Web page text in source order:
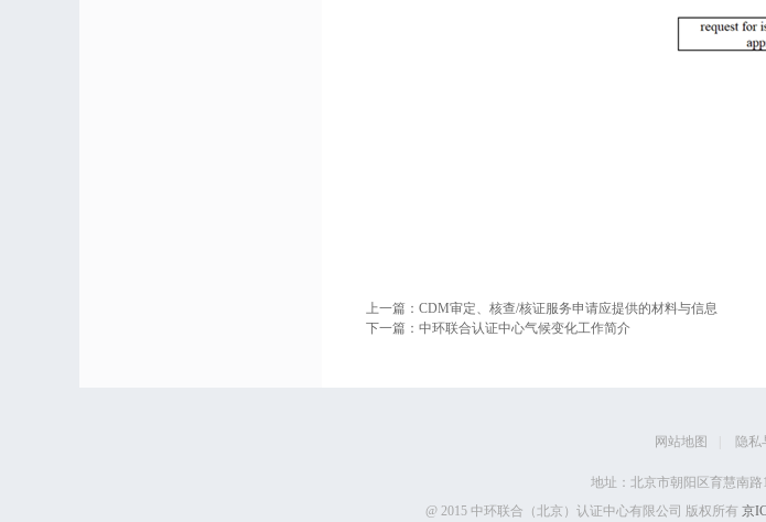
上一篇： CDM审定、核查/核证服务申请应提供的材料与信息
下一篇： 中环联合认证中心气候变化工作简介
网站地图 隐私
地址：北京市朝阳区育慧南路
@ 2015 中环联合（北京）认证中心有限公司 版权所有 京